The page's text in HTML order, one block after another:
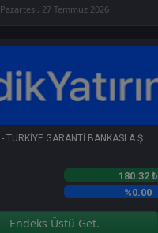
Pazartesi, 27 Temmuz 2026
- TÜRKİYE GARANTİ BANKASI A.Ş.
180.32 ₺
%0.00
Endeks Üstü Get.